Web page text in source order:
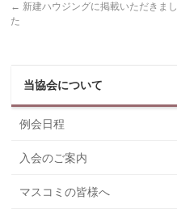
← 新建ハウジングに掲載いただきまし
た
当協会について
例会日程
入会のご案内
マスコミの皆様へ